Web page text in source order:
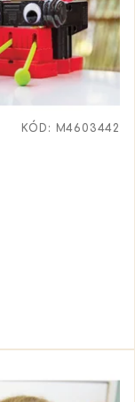
KÓD: M4603442